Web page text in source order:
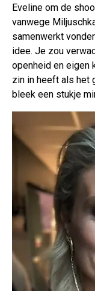
Eveline om de
vanwege
samenwerkt
idee. Je zou
openheid en eigen
zin in heeft als het
bleek een stukje